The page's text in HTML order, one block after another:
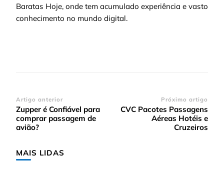
Baratas Hoje, onde tem acumulado experiência e vasto
conhecimento no mundo digital.
Navegação
de
post
Artigo anterior
Zupper é Confiável para
comprar passagem de
avião?
Próximo artigo
CVC Pacotes Passagens
Aéreas Hotéis e
Cruzeiros
MAIS LIDAS